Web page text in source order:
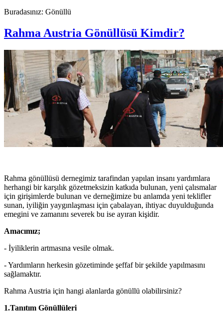
Buradasınız: Gönüllü
Rahma Austria Gönüllüsü Kimdir?
Rahma gönüllüsü dernegimiz tarafindan yapılan insanı yardımlara
herhangi bir karşılık gözetmeksizin katkıda bulunan, yeni çalısmalar
için girişimlerde bulunan ve derneğimize bu anlamda yeni teklifler
sunan, iyiliğin yaygınlaşması için çabalayan, ihtiyac duyulduğunda
emegini ve zamanını severek bu ise ayıran kişidir.
Amacımız;
- İyiliklerin artmasına vesile olmak.
- Yardımların herkesin gözetiminde şeffaf bir şekilde yapılmasını
sağlamaktır.
Rahma Austria için hangi alanlarda gönüllü olabilirsiniz?
1.Tanıtım Gönüllüleri